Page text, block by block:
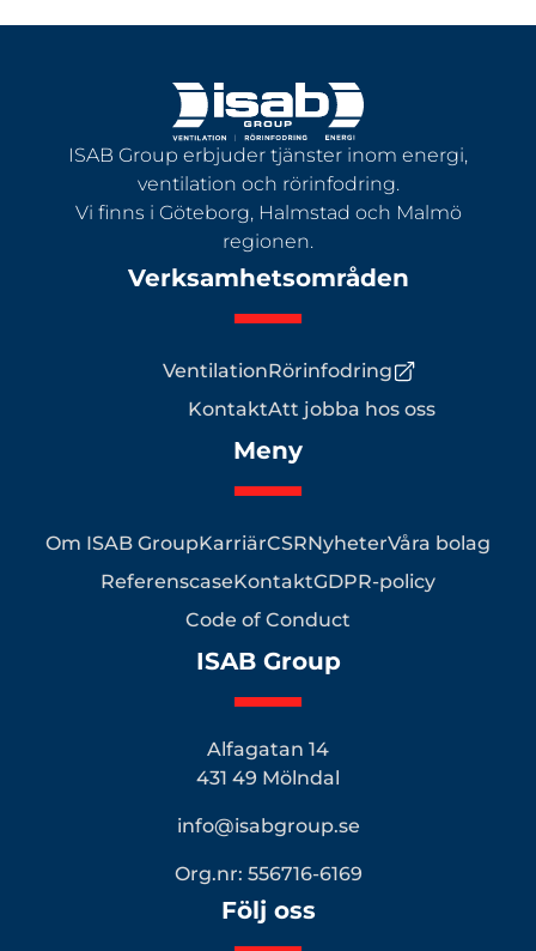
ISAB Group erbjuder tjänster inom energi,
ventilation och rörinfodring.
Vi finns i Göteborg, Halmstad och Malmö
regionen.
Verksamhetsområden
VentilationRörinfodring
KontaktAtt jobba hos oss
Meny
Om ISAB GroupKarriärCSRNyheterVåra bolag
ReferenscaseKontaktGDPR-policy
Code of Conduct
ISAB Group
Alfagatan 14
431 49 Mölndal
info@isabgroup.se
Org.nr: 556716-6169
Följ oss